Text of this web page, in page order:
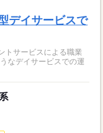
デイサービスで
トサービスによる職業
なデイサービスでの運